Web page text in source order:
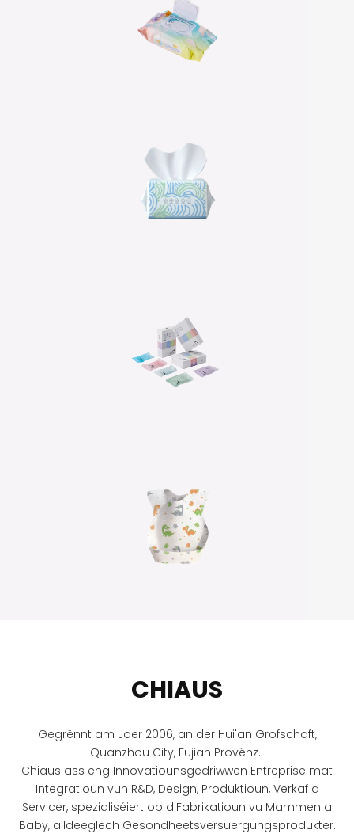
CHIAUS
Gegrënnt am Joer 2006, an der Hui'an Grofschaft,
Quanzhou City, Fujian Provënz.
Chiaus ass eng Innovatiounsgedriwwen Entreprise mat
Integratioun vun R&D, Design, Produktioun, Verkaf a
Servicer, spezialiséiert op d'Fabrikatioun vu Mammen a
Baby, alldeeglech Gesondheetsversuergungsprodukter.